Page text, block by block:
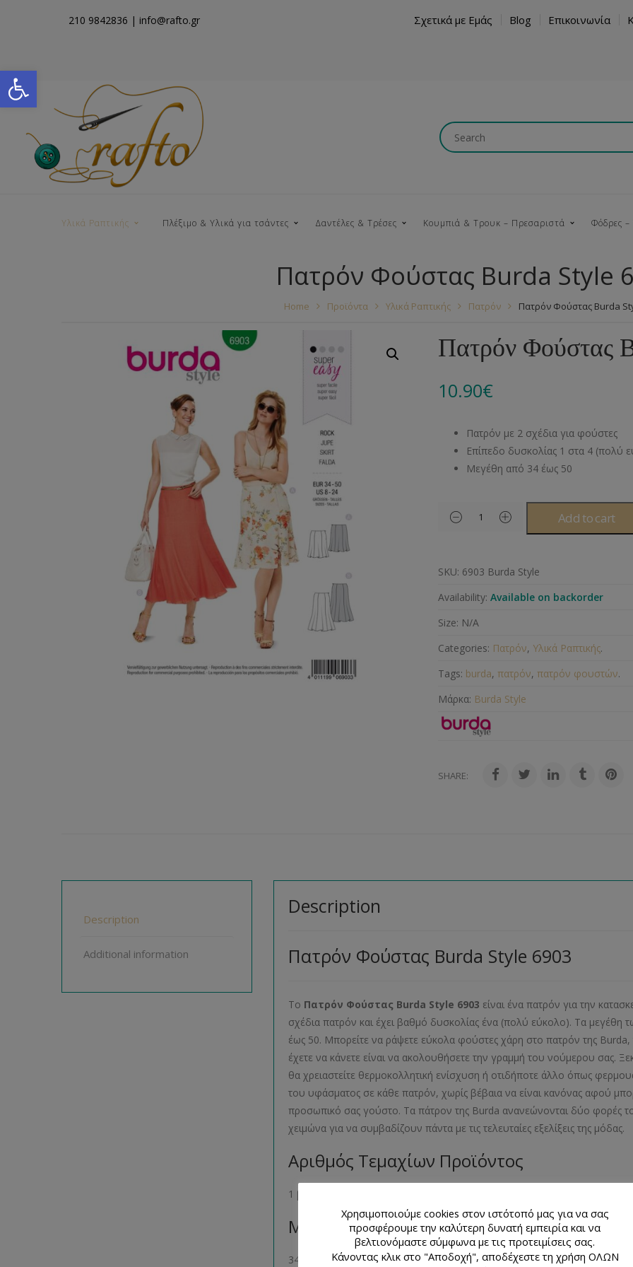
Open toolbar
210 9842836 | info@rafto.gr Σχετικά με Εμάς Blog Επικοινωνία
Υλικά Ραπτικής Πλέξιμο & Υλικά για τσάντες
Νήματα για Τσάντες Κουμπώματα
Χερούλια Τσάντας Αλυσίδες
Ιμάντες Μεταλλικά Εξαρτήματα
Νήματα
Αξεσουάρ
Δαντέλες & Τρέσες
Βαμβακερές
Μπροντερί
Κρόσια
Φυτίλια- Κορδόνια
Διάφορες Τρέσες
Κουμπιά & Τρουκ – Πρεσαριστά
Ξύλινα
Πουκαμίσου
Στρας
Μοντγκόμερι
Άλλα Υλικά
Φόδρες
Πατρόν Φούστας Burda Style
Home Προϊόντα Υλικά Ραπτικής Πατρόν Πατρόν Φούστας Burda
Πατρόν Φούστας
10.90€
Πατρόν με 2 σχέδια για φούστες
Επίπεδο δυσκολίας 1 στα 4 (πολύ
Μεγέθη από 34 έως 50
Add to cart
SKU: 6903 Burda Style
Availability: Available on backorder
Size: N/A
Categories: Πατρόν, Υλικά Ραπτικής.
Tags: burda,πατρόν,πατρόν φουστών.
Μάρκα: Burda Style
SHARE:
Description
Additional information
Description
Πατρόν Φούστας Burda Style 6903
Το Πατρόν Φούστας Burda Style 6903 είναι ένα πατρόν για την
σχέδια πατρόν και έχει βαθμό δυσκολίας ένα (πολύ εύκολο). Τα μεγέθη
έως 50. Μπορείτε να ράψετε εύκολα φούστες χάρη στο πατρόν της
έχετε να κάνετε είναι να ακολουθήσετε την γραμμή του νούμερου σας.
θα χρειαστείτε θερμοκολλητική ενίσχυση ή οτιδήποτε άλλο όπως
του υφάσματος σε κάθε πατρόν, χωρίς βέβαια να είναι κανόνας αφού
προσωπικό σας γούστο. Τα πάτρον της Burda ανανεώνονται δύο φορές
χειμώνα για να συμβαδίζουν πάντα με τις τελευταίες εξελίξεις της
Αριθμός Τεμαχίων Προϊόντος
1 βιβλιαράκι με 2 σχέδια πατρόν
Μέγεθος Προϊόντος
34- 36- 38- 40- 42- 44- 46- 48- 50
Χρησιμοποιούμε cookies στον ιστότοπό μας για να σας
προσφέρουμε την καλύτερη δυνατή εμπειρία και να
βελτιονόμαστε σύμφωνα με τις προτειμίσεις σας.
Κάνοντας κλικ στο "Αποδοχή", αποδέχεστε τη χρήση ΟΛΩΝ